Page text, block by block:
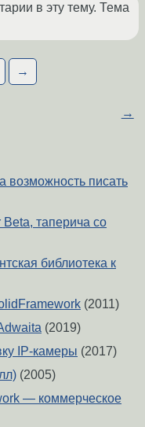
в эту тему. Тема
→
→
возможность писать
таперича со
библиотека к
(2011)
(2019)
IP-камеры (2017)
(2005)
— коммерческое